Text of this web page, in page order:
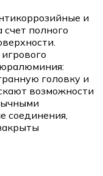
и
счет полного
головку и
возможности
соединения,